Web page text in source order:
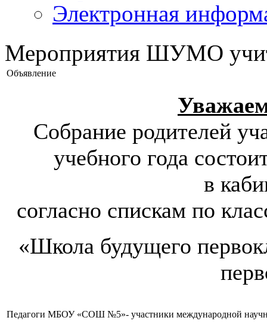
Электронная
Мероприятия ШУМО
Объявление
Собрание родителей
учебного года
в
согласно спискам по
«Школа будущего
Педагоги МБОУ «СОШ №5»- участники международной